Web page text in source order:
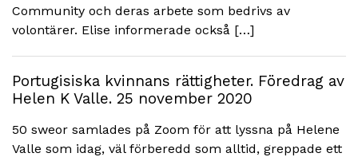
Community och deras arbete som bedrivs av
volontärer. Elise informerade också […]
Portugisiska kvinnans rättigheter. Föredrag av
Helen K Valle. 25 november 2020
50 sweor samlades på Zoom för att lyssna på Helene
Valle som idag, väl förberedd som alltid, greppade ett